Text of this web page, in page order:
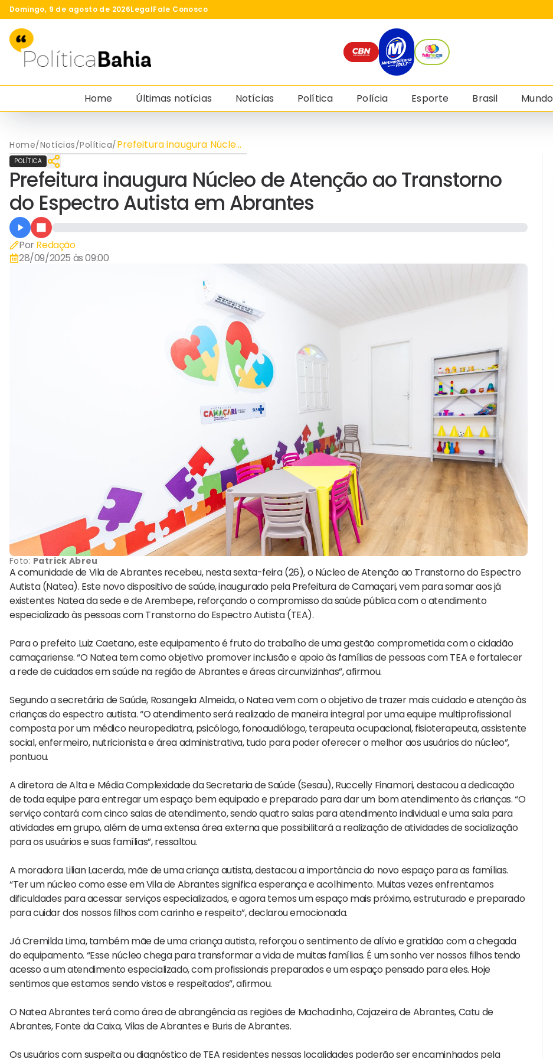
Domingo, 9 de agosto de 2026LegalFale Conosco
Home Últimas notícias Notícias Política Polícia Esporte Brasil Mundo
Home/Notícias/Política/Prefeitura inaugura Núcleo
de Atenção ao Transtorno
Abrantes
POLÍTICA
Prefeitura inaugura Núcleo de Atenção ao Transtorno
do Espectro Autista em Abrantes
Por Redação
28/09/2025 às 09:00
Foto: Patrick Abreu
A comunidade de Vila de Abrantes recebeu, nesta sexta-feira (26), o Núcleo de Atenção ao Transtorno do Espectro
Autista (Natea). Este novo dispositivo de saúde, inaugurado pela Prefeitura de Camaçari, vem para somar aos já
existentes Natea da sede e de Arembepe, reforçando o compromisso da saúde pública com o atendimento
especializado às pessoas com Transtorno do Espectro Autista (TEA).
Para o prefeito Luiz Caetano, este equipamento é fruto do trabalho de uma gestão comprometida com o cidadão
camaçariense. “O Natea tem como objetivo promover inclusão e apoio às famílias de pessoas com TEA e fortalecer
a rede de cuidados em saúde na região de Abrantes e áreas circunvizinhas”, afirmou.
Segundo a secretária de Saúde, Rosangela Almeida, o Natea vem com o objetivo de trazer mais cuidado e atenção às
crianças do espectro autista. “O atendimento será realizado de maneira integral por uma equipe multiprofissional
composta por um médico neuropediatra, psicólogo, fonoaudiólogo, terapeuta ocupacional, fisioterapeuta, assistente
social, enfermeiro, nutricionista e área administrativa, tudo para poder oferecer o melhor aos usuários do núcleo”,
pontuou.
A diretora de Alta e Média Complexidade da Secretaria de Saúde (Sesau), Ruccelly Finamori, destacou a dedicação
de toda equipe para entregar um espaço bem equipado e preparado para dar um bom atendimento às crianças. “O
serviço contará com cinco salas de atendimento, sendo quatro salas para atendimento individual e uma sala para
atividades em grupo, além de uma extensa área externa que possibilitará a realização de atividades de socialização
para os usuários e suas famílias”, ressaltou.
A moradora Lilian Lacerda, mãe de uma criança autista, destacou a importância do novo espaço para as famílias.
“Ter um núcleo como esse em Vila de Abrantes significa esperança e acolhimento. Muitas vezes enfrentamos
dificuldades para acessar serviços especializados, e agora temos um espaço mais próximo, estruturado e preparado
para cuidar dos nossos filhos com carinho e respeito”, declarou emocionada.
Já Cremilda Lima, também mãe de uma criança autista, reforçou o sentimento de alívio e gratidão com a chegada
do equipamento. “Esse núcleo chega para transformar a vida de muitas famílias. É um sonho ver nossos filhos tendo
acesso a um atendimento especializado, com profissionais preparados e um espaço pensado para eles. Hoje
sentimos que estamos sendo vistos e respeitados”, afirmou.
O Natea Abrantes terá como área de abrangência as regiões de Machadinho, Cajazeira de Abrantes, Catu de
Abrantes, Fonte da Caixa, Vilas de Abrantes e Buris de Abrantes.
Os usuários com suspeita ou diagnóstico de TEA residentes nessas localidades poderão ser encaminhados pela